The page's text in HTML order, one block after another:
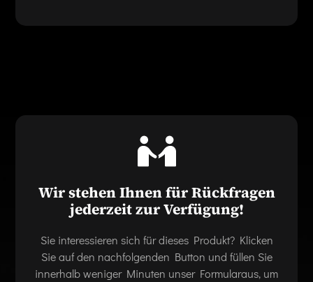
Wir stehen Ihnen für Rückfragen
jederzeit zur Verfügung!
Sie interessieren sich für dieses Produkt? Klicken
Sie auf den nachfolgenden Button und füllen Sie
innerhalb weniger Minuten unser Formularaus, um